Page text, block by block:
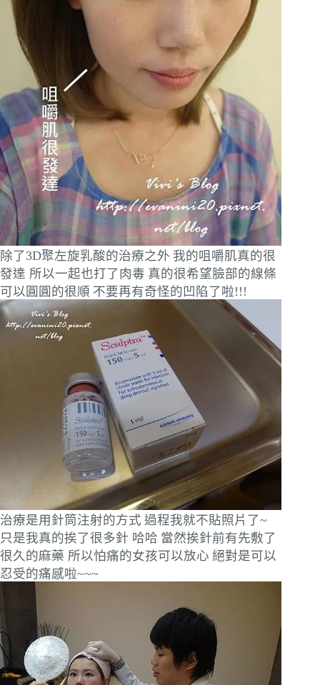
除了3D聚左旋乳酸的治療之外 我的咀嚼肌真的很
發達 所以一起也打了肉毒 真的很希望臉部的線條
可以圓圓的很順 不要再有奇怪的凹陷了啦!!!
治療是用針筒注射的方式 過程我就不貼照片了~
只是我真的挨了很多針 哈哈 當然挨針前有先敷了
很久的麻藥 所以怕痛的女孩可以放心 絕對是可以
忍受的痛感啦~~~